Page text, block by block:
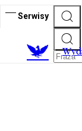
Serwisy